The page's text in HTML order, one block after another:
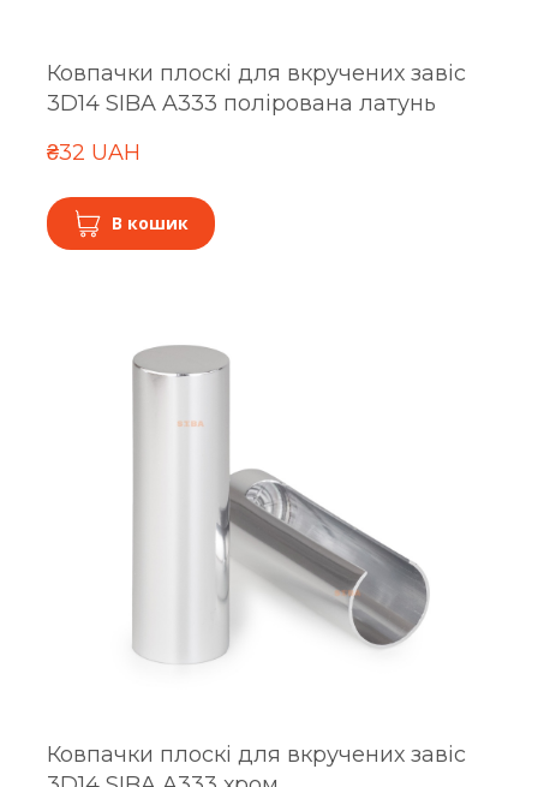
Ковпачки плоскі для вкручених завіс
3D14 SIBA A333 полірована латунь
₴32 UAH
В кошик
Ковпачки плоскі для вкручених завіс